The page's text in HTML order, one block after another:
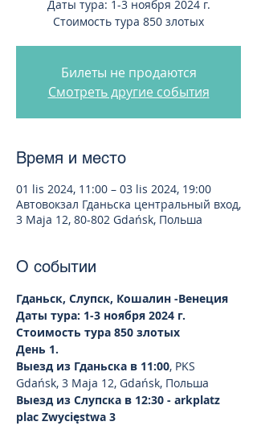
Даты тура: 1-3 ноября 2024 г.
Стоимость тура 850 злотых
Билеты не продаются
Смотреть другие события
Время и место
01 lis 2024, 11:00 – 03 lis 2024, 19:00
Автовокзал Гданьска центральный вход,
3 Maja 12, 80-802 Gdańsk, Польша
О событии
Гданьск, Слупск, Кошалин -Венеция
Даты тура: 1-3 ноября 2024 г.
Стоимость тура 850 злотых
День 1.
Выезд из Гданьска в 11:00, PKS
Gdańsk, 3 Maja 12, Gdańsk, Польша
Выезд из Слупска в 12:30 - arkplatz
plac Zwycięstwa 3